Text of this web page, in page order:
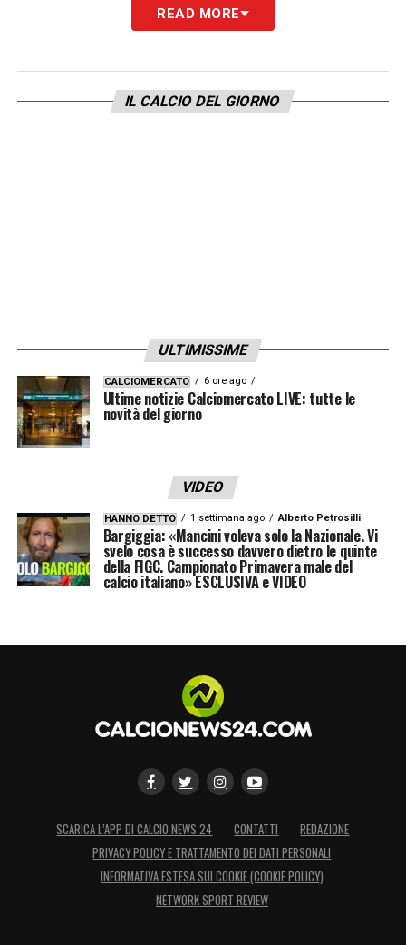
assist, partecipa al gioco. È parte integrante
LA PLAYLIST DELLE NOSTRE TOP NEWS
READ MORE
IL CALCIO DEL GIORNO
ULTIMISSIME
CALCIOMERCATO 6 ore ago
Ultime notizie Calciomercato LIVE: tutte le
novità del giorno
VIDEO
HANNO DETTO 1 settimana ago Alberto Petrosilli
Bargiggia: «Mancini voleva solo la Nazionale. Vi
svelo cosa è successo davvero dietro le quinte
della FIGC. Campionato Primavera male del
calcio italiano» ESCLUSIVA e VIDEO
SCARICA L’APP DI CALCIO NEWS 24 CONTATTI
REDAZIONE
PRIVACY POLICY E TRATTAMENTO DEI DATI PERSONALI
INFORMATIVA ESTESA SUI COOKIE (COOKIE POLICY)
NETWORK SPORT REVIEW